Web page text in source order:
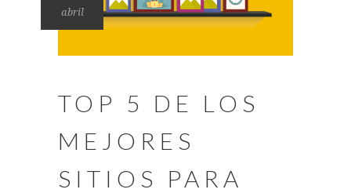
abril
TOP 5 DE LOS
MEJORES
SITIOS PARA